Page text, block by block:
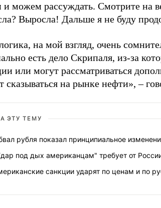
и можем рассуждать. Смотрите на
Выросла! Дальше я не буду
на мой взгляд, очень
есть дело Скрипаля, из-за
или могут рассматриваться
сказываться на рынке нефти», –
ЭТУ ТЕМУ
рубля показал принципиальное
под дых американцам" требует от
санкции ударят по ценам и по